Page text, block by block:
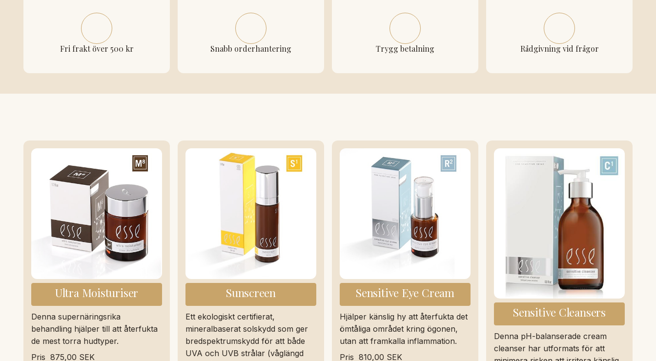
Fri frakt över 500 kr Snabb orderhantering Trygg betalning Rådgivning vid frågor
Ultra Moisturiser
Denna supernäringsrika
behandling hjälper till att återfukta
de mest torra hudtyper.
Pris 875,00 SEK
Sunscreen
Ett ekologiskt certifierat,
mineralbaserat solskydd som ger
bredspektrumskydd för att både
UVA och UVB strålar (våglängd
Sensitive Eye Cream
Hjälper känslig hy att återfukta det
ömtåliga området kring ögonen,
utan att framkalla inflammation.
Pris 810,00 SEK
Sensitive Cleansers
Denna pH-balanserade cream
cleanser har utformats för att